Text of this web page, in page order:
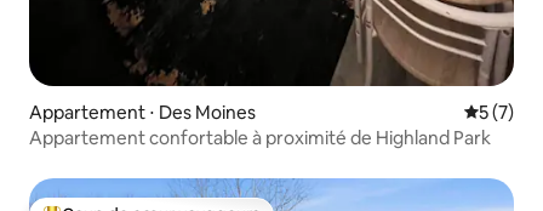
Appartement ⋅ Des Moines
5 (7)
Appartement confortable à proximité de Highland Park